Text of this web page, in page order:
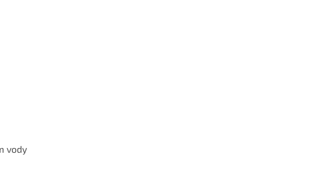
vody